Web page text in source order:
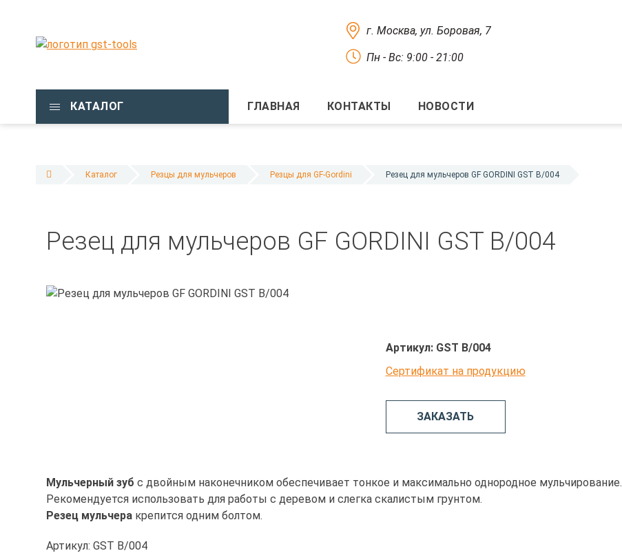
г. Москва, ул. Боровая, 7
Пн - Вс: 9:00 - 21:00
КАТАЛОГ ГЛАВНАЯ КОНТАКТЫ НОВОСТИ
Каталог Резцы для мульчеров Резцы для GF-Gordini Резец для мульчеров GF GORDINI GST B/004
Резец для мульчеров GF GORDINI GST B/004
Артикул: GST B/004
Сертификат на продукцию
ЗАКАЗАТЬ
Мульчерный зуб с двойным наконечником обеспечивает тонкое и максимально однородное мульчирование.
Рекомендуется использовать для работы с деревом и слегка скалистым грунтом.
Резец мульчера крепится одним болтом.
Артикул: GST B/004